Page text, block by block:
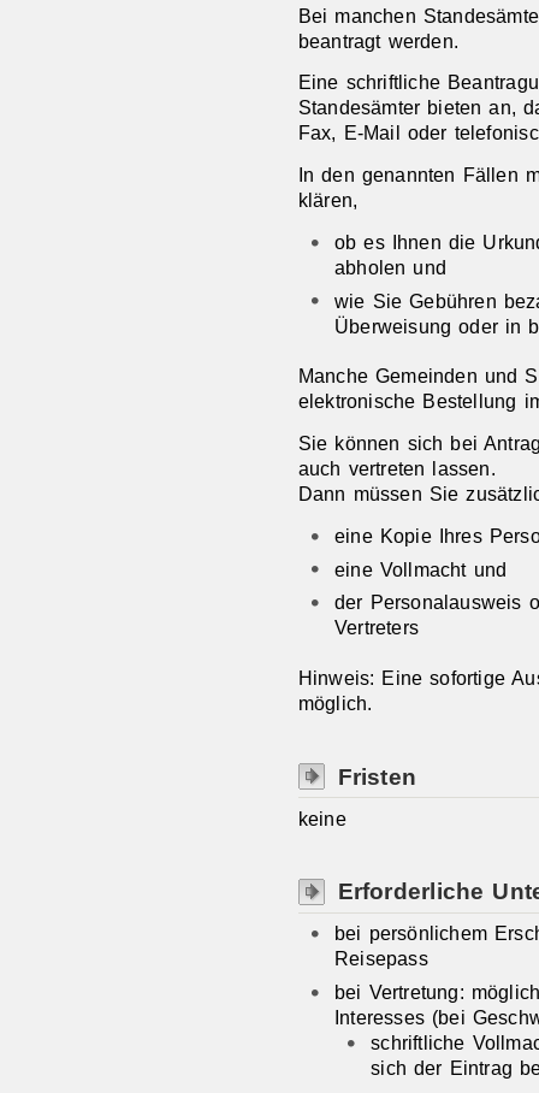
Bei manchen
beantragt werden.
Eine schriftliche
Standesämter bieten an,
Fax, E-Mail oder
In den genannten Fällen
klären,
ob es Ihnen die
abholen und
wie Sie Gebühren
Überweisung oder in
Manche Gemeinden und
elektronische Bestellung
Sie können sich bei
auch vertreten lassen.
Dann müssen Sie
eine Kopie Ihres
eine Vollmacht und
der Personalausweis
Vertreters
Hinweis: Eine sofortige
möglich.
Fristen
keine
Erforderliche
bei persönlichem
Reisepass
bei Vertretung:
Interesses (bei
schriftliche
sich der Eintrag